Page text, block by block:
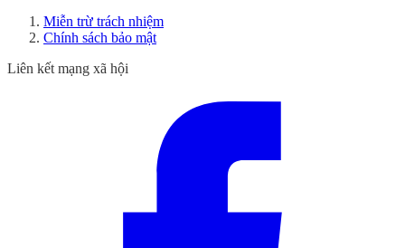
Miễn trừ trách nhiệm
Chính sách bảo mật
Liên kết mạng xã hội